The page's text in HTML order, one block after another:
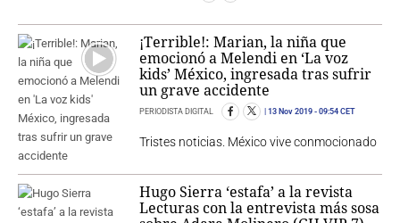
¡Terrible!: Marian, la niña que
emocionó a Melendi en ‘La voz
kids’ México, ingresada tras sufrir
un grave accidente
PERIODISTA DIGITAL 13 Nov 2019 - 09:54 CET
Tristes noticias. México vive conmocionado
Hugo Sierra ‘estafa’ a la revista
Lecturas con la entrevista más sosa